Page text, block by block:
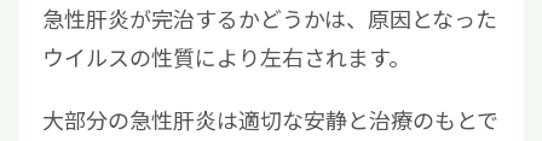
急性肝炎が完治するかどうかは、原因となった
ウイルスの性質により左右されます。
大部分の急性肝炎は適切な安静と治療のもとで